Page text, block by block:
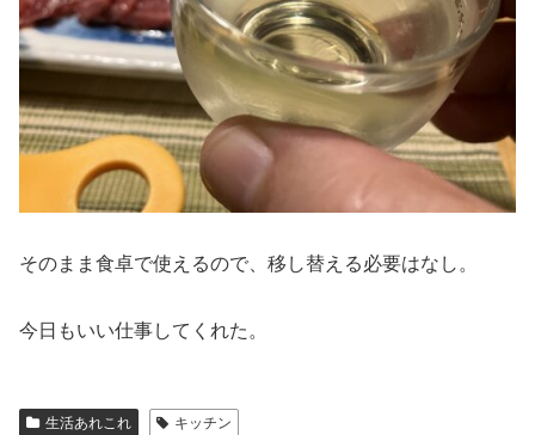
そのまま食卓で使えるので、移し替える必要はなし。
今日もいい仕事してくれた。
生活あれこれ キッチン